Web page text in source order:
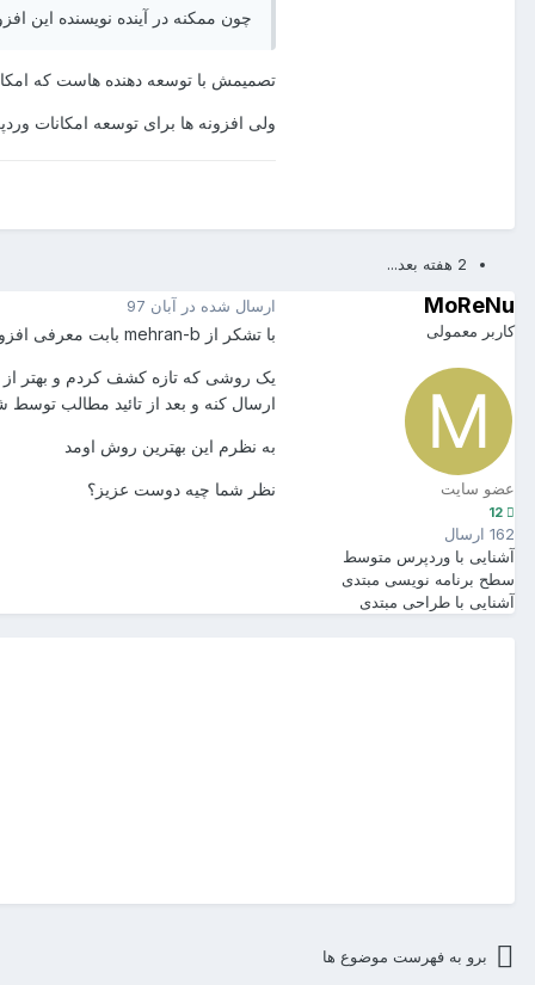
چون ممکنه در آینده نویسنده این
تصمیمش با توسعه دهنده هاست که
ولی افزونه ها برای توسعه امکانات
2 هفته بعد...
MoReNu
کاربر معمولی
عضو سایت
162 ارسال
آشنایی با وردپرس متوسط
سطح برنامه نویسی مبتدی
آشنایی با طراحی مبتدی
ارسال شده در آبان 97
با تشکر از mehran-b بابت معرفی افزونه
یک روشی که تازه کشف کردم و بهتر از
ارسال کنه و بعد از تائید مطالب
به نظرم این بهترین روش اومد
نظر شما چیه دوست عزیز؟
برو به فهرست موضوع ها